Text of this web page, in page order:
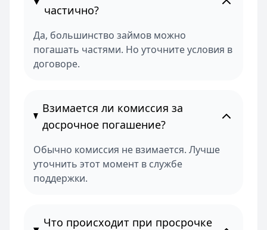
частично?
Да, большинство займов можно
погашать частями. Но уточните условия в
договоре.
Взимается ли комиссия за
досрочное погашение?
Обычно комиссия не взимается. Лучше
уточнить этот момент в службе
поддержки.
Что происходит при просрочке